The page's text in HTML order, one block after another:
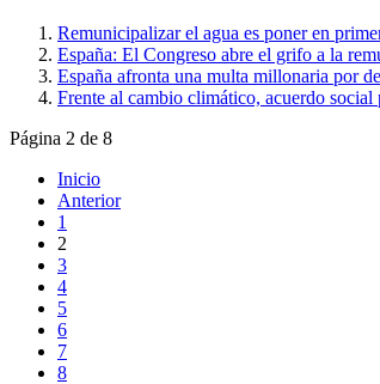
Remunicipalizar el agua es poner en
España: El Congreso abre el grifo a la
España afronta una multa millonaria por
Frente al cambio climático, acuerdo
Página 2 de 8
Inicio
Anterior
1
2
3
4
5
6
7
8